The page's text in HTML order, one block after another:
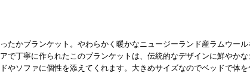
たかブランケット。やわらかく暖かなニュージーランド産ラムウール
で丁寧に作られたこのブランケットは、伝統的なデザインに鮮やかな
やソファに個性を添えてくれます。大きめサイズなのでベッドで体